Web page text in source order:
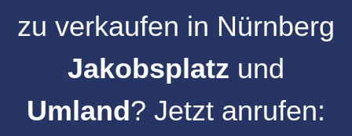
zu verkaufen in Nürnberg
Jakobsplatz und
Umland? Jetzt anrufen: